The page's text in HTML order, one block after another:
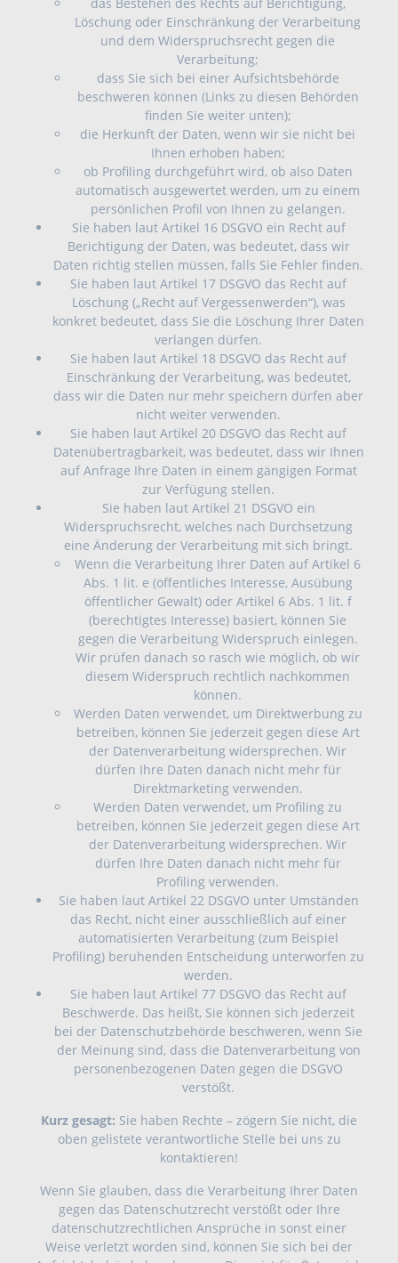
Löschung oder Einschränkung der Verarbeitung
und dem Widerspruchsrecht gegen die
Verarbeitung;
dass Sie sich bei einer Aufsichtsbehörde
beschweren können (Links zu diesen Behörden
finden Sie weiter unten);
die Herkunft der Daten, wenn wir sie nicht bei
Ihnen erhoben haben;
ob Profiling durchgeführt wird, ob also Daten
automatisch ausgewertet werden, um zu einem
persönlichen Profil von Ihnen zu gelangen.
Sie haben laut Artikel 16 DSGVO ein Recht auf
Berichtigung der Daten, was bedeutet, dass wir
Daten richtig stellen müssen, falls Sie Fehler finden.
Sie haben laut Artikel 17 DSGVO das Recht auf
Löschung („Recht auf Vergessenwerden“), was
konkret bedeutet, dass Sie die Löschung Ihrer Daten
verlangen dürfen.
Sie haben laut Artikel 18 DSGVO das Recht auf
Einschränkung der Verarbeitung, was bedeutet,
dass wir die Daten nur mehr speichern dürfen aber
nicht weiter verwenden.
Sie haben laut Artikel 20 DSGVO das Recht auf
Datenübertragbarkeit, was bedeutet, dass wir Ihnen
auf Anfrage Ihre Daten in einem gängigen Format
zur Verfügung stellen.
Sie haben laut Artikel 21 DSGVO ein
Widerspruchsrecht, welches nach Durchsetzung
eine Änderung der Verarbeitung mit sich bringt.
Wenn die Verarbeitung Ihrer Daten auf Artikel 6
Abs. 1 lit. e (öffentliches Interesse, Ausübung
öffentlicher Gewalt) oder Artikel 6 Abs. 1 lit. f
(berechtigtes Interesse) basiert, können Sie
gegen die Verarbeitung Widerspruch einlegen.
Wir prüfen danach so rasch wie möglich, ob wir
diesem Widerspruch rechtlich nachkommen
können.
Werden Daten verwendet, um Direktwerbung zu
betreiben, können Sie jederzeit gegen diese Art
der Datenverarbeitung widersprechen. Wir
dürfen Ihre Daten danach nicht mehr für
Direktmarketing verwenden.
Werden Daten verwendet, um Profiling zu
betreiben, können Sie jederzeit gegen diese Art
der Datenverarbeitung widersprechen. Wir
dürfen Ihre Daten danach nicht mehr für
Profiling verwenden.
Sie haben laut Artikel 22 DSGVO unter Umständen
das Recht, nicht einer ausschließlich auf einer
automatisierten Verarbeitung (zum Beispiel
Profiling) beruhenden Entscheidung unterworfen zu
werden.
Sie haben laut Artikel 77 DSGVO das Recht auf
Beschwerde. Das heißt, Sie können sich jederzeit
bei der Datenschutzbehörde beschweren, wenn Sie
der Meinung sind, dass die Datenverarbeitung von
personenbezogenen Daten gegen die DSGVO
verstößt.
Kurz gesagt: Sie haben Rechte – zögern Sie nicht, die
oben gelistete verantwortliche Stelle bei uns zu
kontaktieren!
Wenn Sie glauben, dass die Verarbeitung Ihrer Daten
gegen das Datenschutzrecht verstößt oder Ihre
datenschutzrechtlichen Ansprüche in sonst einer
Weise verletzt worden sind, können Sie sich bei der